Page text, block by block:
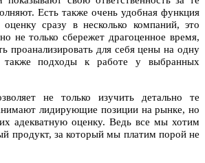
Есть также очень удобная функция
сразу в несколько компаний, это
не только сбережет драгоценное время,
проанализировать для себя цены на одну
подходы к работе у выбранных
не только изучить детально те
лидирующие позиции на рынке, но
адекватную оценку. Ведь все мы хотим
продукт, за который мы платим порой не